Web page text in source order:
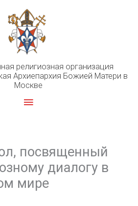
религиозная организация
Архиепархия Божией Матери в
Москве
Главное
посвященный
диалогу в
мире